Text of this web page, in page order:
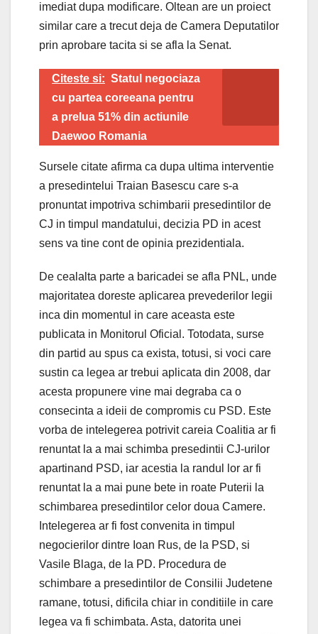
imediat dupa modificare. Oltean are un proiect
similar care a trecut deja de Camera Deputatilor
prin aprobare tacita si se afla la Senat.
Citeste si: Statul negociaza
cu partea coreeana pentru
a prelua 51% din actiunile
Daewoo Romania
Sursele citate afirma ca dupa ultima interventie
a presedintelui Traian Basescu care s-a
pronuntat impotriva schimbarii presedintilor de
CJ in timpul mandatului, decizia PD in acest
sens va tine cont de opinia prezidentiala.
De cealalta parte a baricadei se afla PNL, unde
majoritatea doreste aplicarea prevederilor legii
inca din momentul in care aceasta este
publicata in Monitorul Oficial. Totodata, surse
din partid au spus ca exista, totusi, si voci care
sustin ca legea ar trebui aplicata din 2008, dar
acesta propunere vine mai degraba ca o
consecinta a ideii de compromis cu PSD. Este
vorba de intelegerea potrivit careia Coalitia ar fi
renuntat la a mai schimba presedintii CJ-urilor
apartinand PSD, iar acestia la randul lor ar fi
renuntat la a mai pune bete in roate Puterii la
schimbarea presedintilor celor doua Camere.
Intelegerea ar fi fost convenita in timpul
negocierilor dintre Ioan Rus, de la PSD, si
Vasile Blaga, de la PD. Procedura de
schimbare a presedintilor de Consilii Judetene
ramane, totusi, dificila chiar in conditiile in care
legea va fi schimbata. Asta, datorita unei